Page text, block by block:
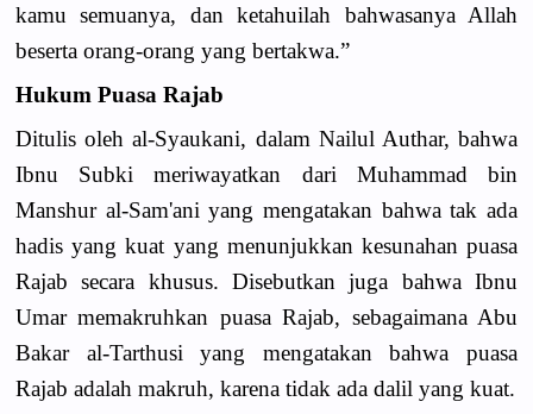
kamu semuanya, dan ketahuilah bahwasanya Allah
beserta orang-orang yang bertakwa.”
Hukum Puasa Rajab
Ditulis oleh al-Syaukani, dalam Nailul Authar, bahwa
Ibnu Subki meriwayatkan dari Muhammad bin
Manshur al-Sam'ani yang mengatakan bahwa tak ada
hadis yang kuat yang menunjukkan kesunahan puasa
Rajab secara khusus. Disebutkan juga bahwa Ibnu
Umar memakruhkan puasa Rajab, sebagaimana Abu
Bakar al-Tarthusi yang mengatakan bahwa puasa
Rajab adalah makruh, karena tidak ada dalil yang kuat.